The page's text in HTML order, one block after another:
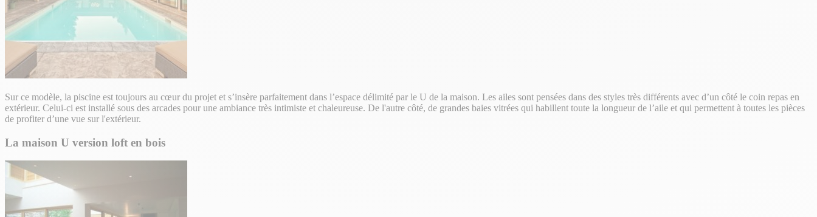
Sur ce modèle, la piscine est toujours au cœur du projet et s’insère parfaitement dans l’espace délimité par le U de la maison. Les ailes sont pensées dans des styles très différents avec d’un côté le coin repas en
extérieur. Celui-ci est installé sous des arcades pour une ambiance très intimiste et chaleureuse. De l'autre côté, de grandes baies vitrées qui habillent toute la longueur de l’aile et qui permettent à toutes les pièces
de profiter d’une vue sur l'extérieur.
La maison U version loft en bois